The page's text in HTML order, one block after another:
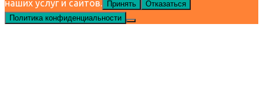
наших услуг и сайтов. Принять
Отказаться
Политика конфиденциальности